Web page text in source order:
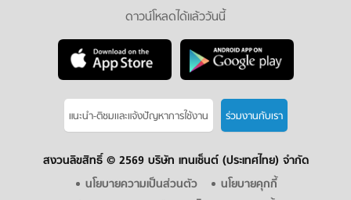
ดาวน์โหลดได้แล้ววันนี้
แนะนำ-ติชมเเละแจ้งปัญหาการใช้งาน ร่วมงานกับเรา
สงวนลิขสิทธิ์ © 2569 บริษัท เทนเซ็นต์ (ประเทศไทย) จำกัด
นโยบายความเป็นส่วนตัว
นโยบายคุกกี้